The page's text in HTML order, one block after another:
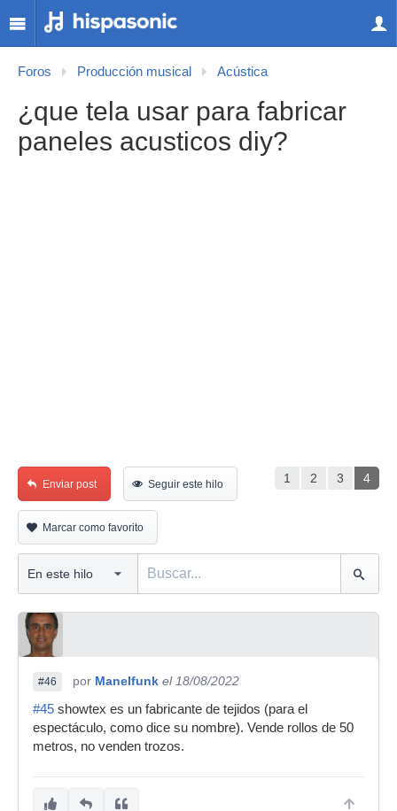
Foros Producción musical Acústica
¿que tela usar para fabricar
paneles acusticos diy?
1 2 3 4
Enviar post Seguir este hilo
Marcar como favorito
#46 por Manelfunk el 18/08/2022
#45 showtex es un fabricante de tejidos (para el
espectáculo, como dice su nombre). Vende rollos de 50
metros, no venden trozos.